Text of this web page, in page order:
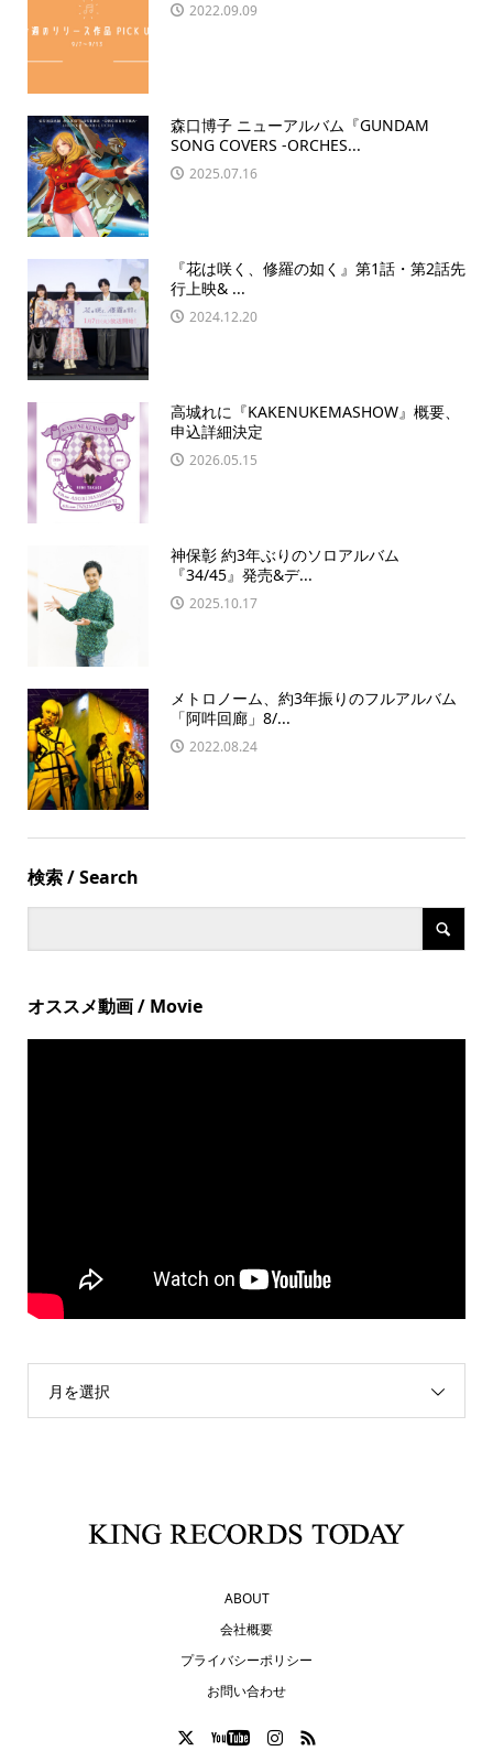
2022.09.09
森口博子 ニューアルバム『GUNDAM
SONG COVERS -ORCHES...
2025.07.16
『花は咲く、修羅の如く』第1話・第2話先
行上映& ...
2024.12.20
高城れに『KAKENUKEMASHOW』概要、
申込詳細決定
2026.05.15
神保彰 約3年ぶりのソロアルバム
『34/45』発売&デ...
2025.10.17
メトロノーム、約3年振りのフルアルバム
「阿吽回廊」8/...
2022.08.24
検索 / Search
オススメ動画 / Movie
月を選択
ABOUT
会社概要
プライバシーポリシー
お問い合わせ